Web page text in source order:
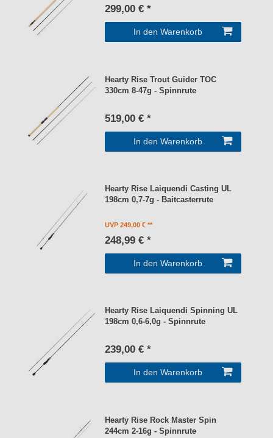
299,00 € *
In den Warenkorb
Hearty Rise Trout Guider TOC
330cm 8-47g - Spinnrute
519,00 € *
In den Warenkorb
Hearty Rise Laiquendi Casting UL
198cm 0,7-7g - Baitcasterrute
UVP 249,00 €
248,99 € *
In den Warenkorb
Hearty Rise Laiquendi Spinning UL
198cm 0,6-6,0g - Spinnrute
239,00 € *
In den Warenkorb
Hearty Rise Rock Master Spin
244cm 2-16g - Spinnrute